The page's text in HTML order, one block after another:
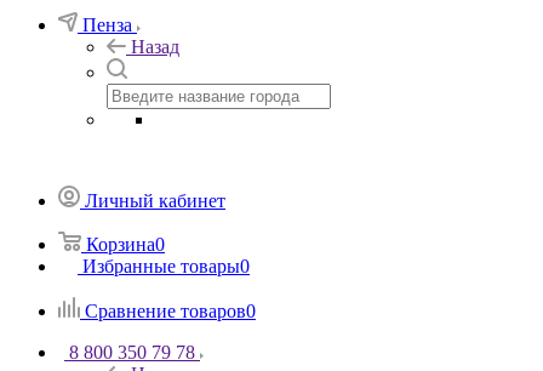
Пенза
Назад
Личный кабинет
Корзина0
Избранные товары0
Сравнение товаров0
8 800 350 79 78